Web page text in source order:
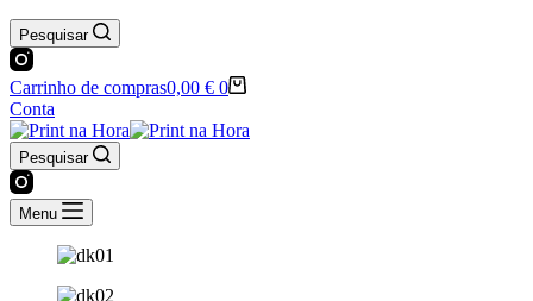
Pesquisar
Carrinho de compras0,00 € 0
Conta
Pesquisar
Menu